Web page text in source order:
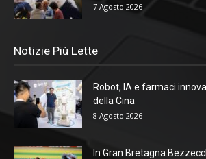
7 Agosto 2026
Notizie Più Lette
Robot, IA e farmaci
della Cina
8 Agosto 2026
In Gran Bretagna